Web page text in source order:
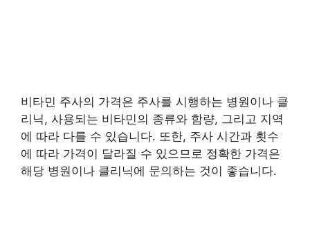
비타민 주사의 가격은 주사를 시행하는 병원이나 클
리닉, 사용되는 비타민의 종류와 함량, 그리고 지역
에 따라 다를 수 있습니다. 또한, 주사 시간과 횟수
에 따라 가격이 달라질 수 있으므로 정확한 가격은
해당 병원이나 클리닉에 문의하는 것이 좋습니다.